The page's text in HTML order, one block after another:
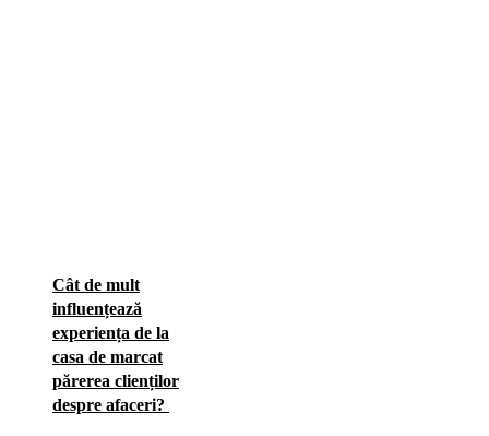
Cât de mult
influențează
experiența de la
casa de marcat
părerea clienților
despre afaceri?